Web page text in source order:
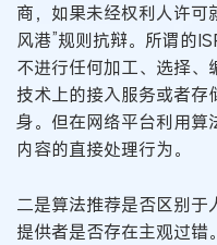
商，如果未经权利人许可
风港”规则抗辩。所谓的
不进行任何加工、选择
技术上的接入服务或者
身。但在网络平台利用算
内容的直接处理行为。
二是算法推荐是否区别于
提供者是否存在主观过